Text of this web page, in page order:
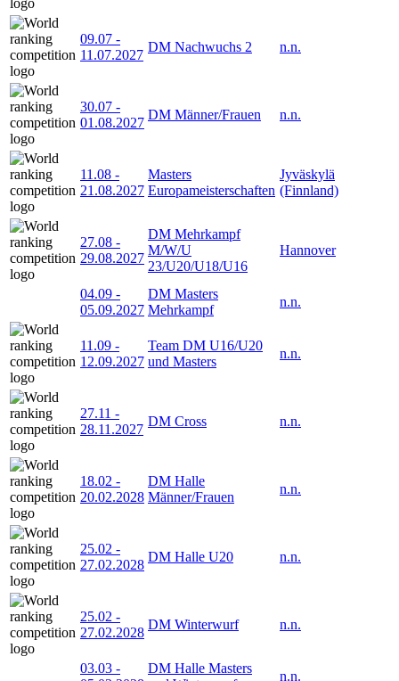
09.07 -
11.07.2027
DM Nachwuchs 2 n.n.
30.07 -
01.08.2027
DM Männer/Frauen n.n.
11.08 -
21.08.2027
Masters
Europameisterschaften
Jyväskylä
(Finnland)
27.08 -
29.08.2027
DM Mehrkampf
M/W/U
23/U20/U18/U16
Hannover
04.09 -
05.09.2027
DM Masters
Mehrkampf
n.n.
11.09 -
12.09.2027
Team DM U16/U20
und Masters
n.n.
27.11 -
28.11.2027
DM Cross n.n.
18.02 -
20.02.2028
DM Halle
Männer/Frauen
n.n.
25.02 -
27.02.2028
DM Halle U20 n.n.
25.02 -
27.02.2028
DM Winterwurf n.n.
03.03 -
DM Halle Masters
n.n.